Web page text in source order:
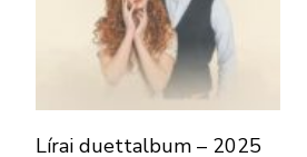
Lírai duettalbum – 2025